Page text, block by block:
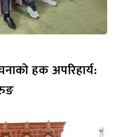
हक अपरिहार्य: